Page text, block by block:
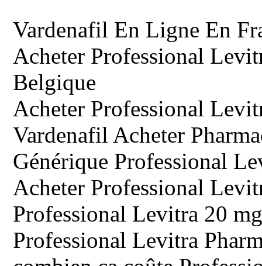
Vardenafil En Ligne En
Acheter Professional
Belgique
Acheter Professional
Vardenafil Acheter
Générique Professional
Acheter Professional
Professional Levitra 20
Professional Levitra